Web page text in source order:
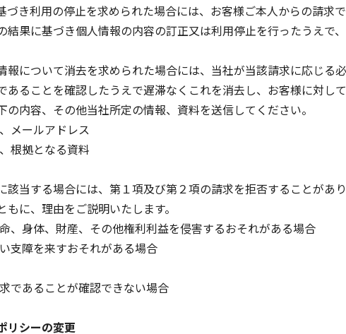
づき利用の停止を求められた場合には、お客様ご本人からの請求
結果に基づき個人情報の内容の訂正又は利用停止を行ったうえで
報について消去を求められた場合には、当社が当該請求に応じる
あることを確認したうえで遅滞なくこれを消去し、お客様に対して
内容、その他当社所定の情報、資料を送信してください。
メールアドレス
根拠となる資料
該当する場合には、第１項及び第２項の請求を拒否することがあ
に、理由をご説明いたします。
、身体、財産、その他権利利益を侵害するおそれがある場合
支障を来すおそれがある場合
であることが確認できない場合
リシーの変更